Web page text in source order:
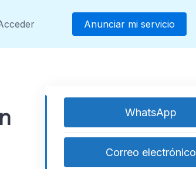
Anunciar mi servicio
WhatsApp
Correo electrónico